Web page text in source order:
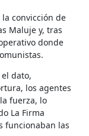
convicción de
Maluje y, tras
donde
dato,
los agentes
fuerza, lo
La Firma
funcionaban las